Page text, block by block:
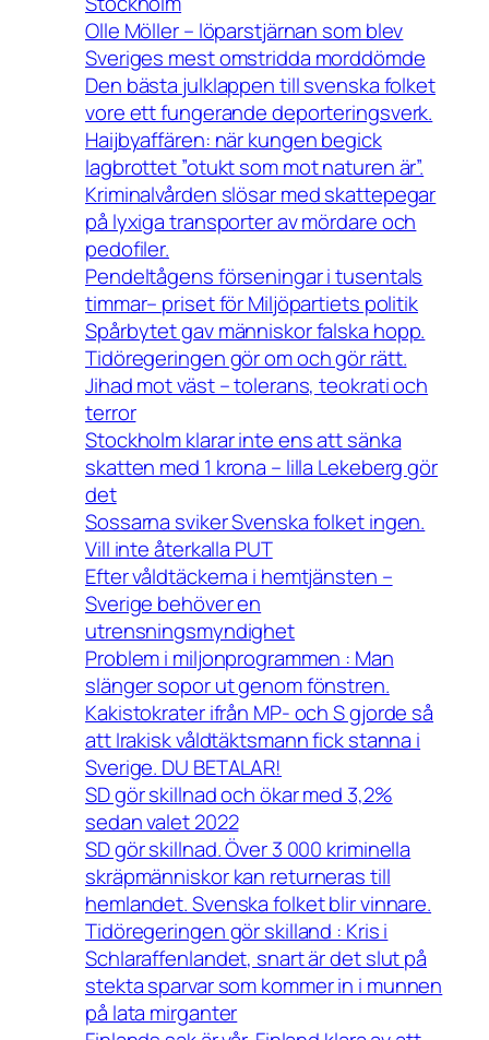
Olle Möller – löparstjärnan som blev
Sveriges mest omstridda morddömde
Den bästa julklappen till svenska folket
vore ett fungerande deporteringsverk.
Haijbyaffären: när kungen begick
lagbrottet ”otukt som mot naturen är”.
Kriminalvården slösar med skattepegar
på lyxiga transporter av mördare och
pedofiler.
Pendeltågens förseningar i tusentals
timmar– priset för Miljöpartiets politik
Spårbytet gav människor falska hopp.
Tidöregeringen gör om och gör rätt.
Jihad mot väst – tolerans, teokrati och
terror
Stockholm klarar inte ens att sänka
skatten med 1 krona – lilla Lekeberg gör
det
Sossarna sviker Svenska folket ingen.
Vill inte återkalla PUT
Efter våldtäckerna i hemtjänsten –
Sverige behöver en
utrensningsmyndighet
Problem i miljonprogrammen : Man
slänger sopor ut genom fönstren.
Kakistokrater ifrån MP- och S gjorde så
att Irakisk våldtäktsmann fick stanna i
Sverige. DU BETALAR!
SD gör skillnad och ökar med 3,2%
sedan valet 2022
SD gör skillnad. Över 3 000 kriminella
skräpmänniskor kan returneras till
hemlandet. Svenska folket blir vinnare.
Tidöregeringen gör skilland : Kris i
Schlaraffenlandet, snart är det slut på
stekta sparvar som kommer in i munnen
på lata mirganter